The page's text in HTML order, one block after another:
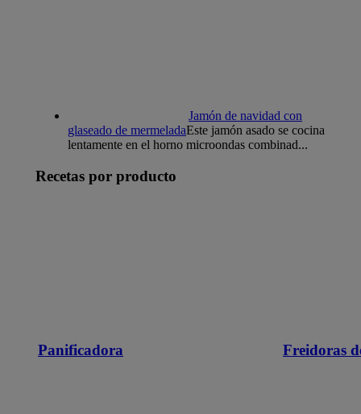
Jamón de navidad con
glaseado de mermeladaEste jamón asado se cocina
lentamente en el horno microondas combinad...
Recetas por producto
Panificadora Freidoras